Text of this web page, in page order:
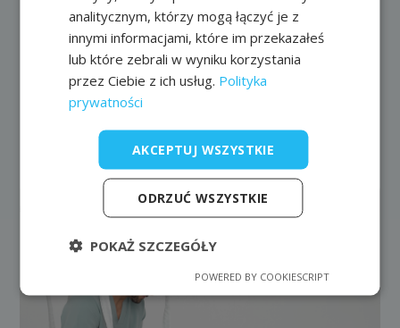
Poprzedni wpis Następny wpis
Ostatnie artykuły
analitycznym, którzy mogą łączyć je z
innymi informacjami, które im przekazałeś
lub które zebrali w wyniku korzystania
przez Ciebie z ich usług. Polityka
prywatności
AKCEPTUJ WSZYSTKIE
ODRZUĆ WSZYSTKIE
POKAŻ SZCZEGÓŁY
POWERED BY COOKIESCRIPT